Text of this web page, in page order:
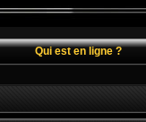
Qui est en ligne ?